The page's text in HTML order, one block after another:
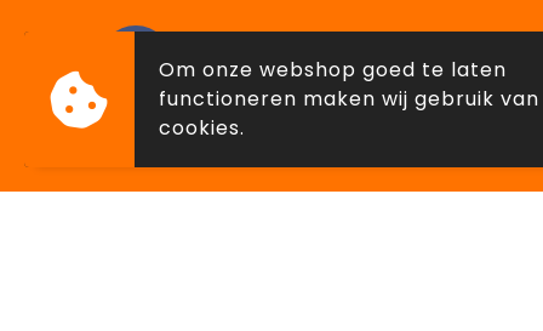
Sint-Jorisstraat 4530, Sint-
Om onze webshop goed te laten
functioneren maken wij gebruik van
cookies.